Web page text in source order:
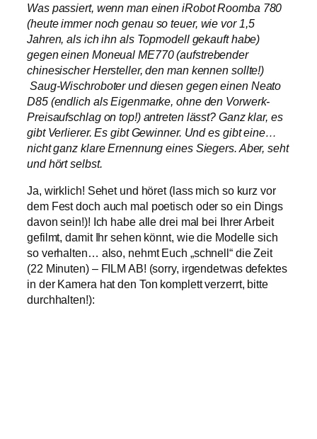
Was passiert, wenn man einen iRobot Roomba 780
(heute immer noch genau so teuer, wie vor 1,5
Jahren, als ich ihn als Topmodell gekauft habe)
gegen einen Moneual ME770 (aufstrebender
chinesischer Hersteller, den man kennen sollte!)
Saug-Wischroboter und diesen gegen einen Neato
D85 (endlich als Eigenmarke, ohne den Vorwerk-
Preisaufschlag on top!) antreten lässt? Ganz klar, es
gibt Verlierer. Es gibt Gewinner. Und es gibt eine…
nicht ganz klare Ernennung eines Siegers. Aber, seht
und hört selbst.
Ja, wirklich! Sehet und höret (lass mich so kurz vor
dem Fest doch auch mal poetisch oder so ein Dings
davon sein!)! Ich habe alle drei mal bei Ihrer Arbeit
gefilmt, damit Ihr sehen könnt, wie die Modelle sich
so verhalten… also, nehmt Euch „schnell“ die Zeit
(22 Minuten) – FILM AB! (sorry, irgendetwas defektes
in der Kamera hat den Ton komplett verzerrt, bitte
durchhalten!):